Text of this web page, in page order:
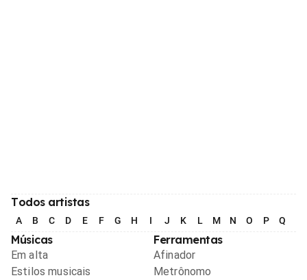
Todos artistas
A B C D E F G H I J K L M N O P Q
Músicas
Em alta
Estilos musicais
Ferramentas
Afinador
Metrônomo